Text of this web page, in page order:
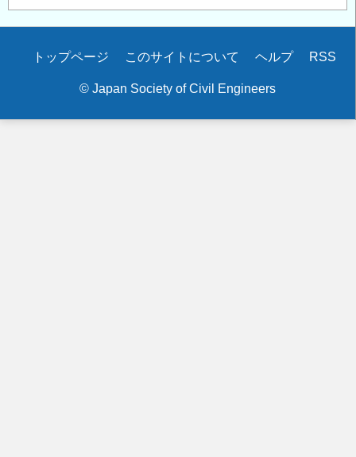
Secondary
トップページ このサイトについて ヘルプ RSS
© Japan Society of Civil Engineers